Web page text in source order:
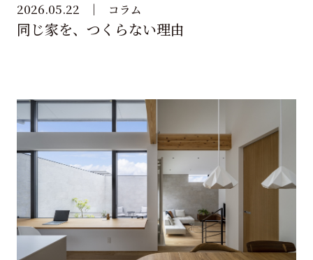
2026.05.22 コラム
同じ家を、つくらない理由